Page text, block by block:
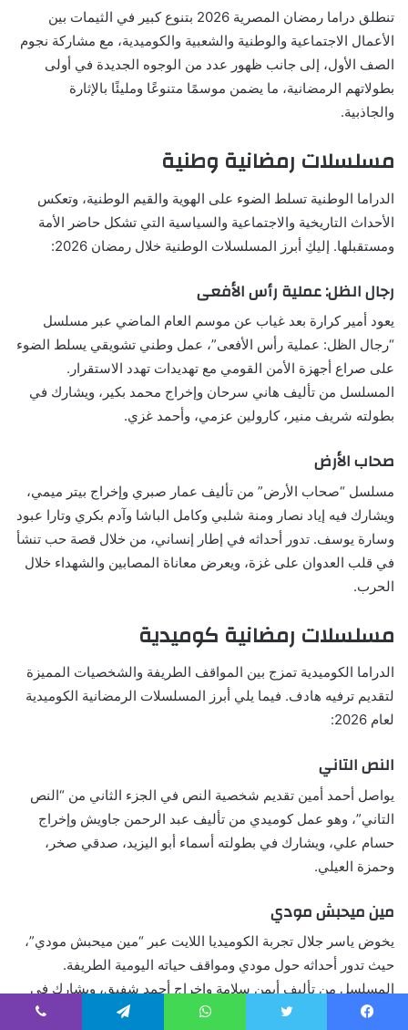
تنطلق دراما رمضان المصرية 2026 بتنوع كبير في الثيمات بين
الأعمال الاجتماعية والوطنية والشعبية والكوميدية، مع مشاركة نجوم
الصف الأول، إلى جانب ظهور عدد من الوجوه الجديدة في أولى
بطولاتهم الرمضانية، ما يضمن موسمًا متنوعًا ومليئًا بالإثارة
والجاذبية.
مسلسلات رمضانية وطنية
الدراما الوطنية تسلط الضوء على الهوية والقيم الوطنية، وتعكس
الأحداث التاريخية والاجتماعية والسياسية التي تشكل حاضر الأمة
ومستقبلها. إليكِ أبرز المسلسلات الوطنية خلال رمضان 2026:
رجال الظل: عملية رأس الأفعى
يعود أمير كرارة بعد غياب عن موسم العام الماضي عبر مسلسل
“رجال الظل: عملية رأس الأفعى”، عمل وطني تشويقي يسلط الضوء
على صراع أجهزة الأمن القومي مع تهديدات تهدد الاستقرار.
المسلسل من تأليف هاني سرحان وإخراج محمد بكير، ويشارك في
بطولته شريف منير، كارولين عزمي، وأحمد غزي.
صحاب الأرض
مسلسل “صحاب الأرض” من تأليف عمار صبري وإخراج بيتر ميمي،
ويشارك فيه إياد نصار ومنة شلبي وكامل الباشا وآدم بكري وتارا عبود
وسارة يوسف. تدور أحداثه في إطار إنساني، من خلال قصة حب تنشأ
في قلب العدوان على غزة، ويعرض معاناة المصابين والشهداء خلال
الحرب.
مسلسلات رمضانية كوميدية
الدراما الكوميدية تمزج بين المواقف الطريفة والشخصيات المميزة
لتقديم ترفيه هادف. فيما يلي أبرز المسلسلات الرمضانية الكوميدية
لعام 2026:
النص التاني
يواصل أحمد أمين تقديم شخصية النص في الجزء الثاني من “النص
التاني”، وهو عمل كوميدي من تأليف عبد الرحمن جاويش وإخراج
حسام علي، ويشارك في بطولته أسماء أبو اليزيد، صدقي صخر،
وحمزة العيلي.
مين ميحبش مودي
يخوض ياسر جلال تجربة الكوميديا اللايت عبر “مين ميحبش مودي”،
حيث تدور أحداثه حول مودي ومواقف حياته اليومية الطريفة.
المسلسل من تأليف أيمن سلامة وإخراج أحمد شفيق، ويشارك في
بطولته ميرفت أمين، آيتن عامر، مصطفى أبو سريع، وهدى الأتربي.